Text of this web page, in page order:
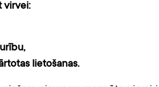
virvei:
lietošanas.